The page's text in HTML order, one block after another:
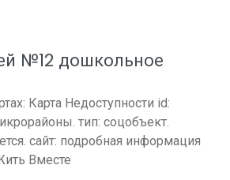
№12 дошкольное
Карта Недоступности id:
тип: соцобъект.
сайт: подробная информация
Вместе